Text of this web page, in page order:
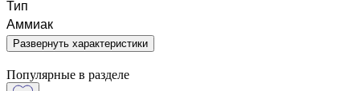
Тип
Аммиак
Развернуть характеристики
Популярные в разделе